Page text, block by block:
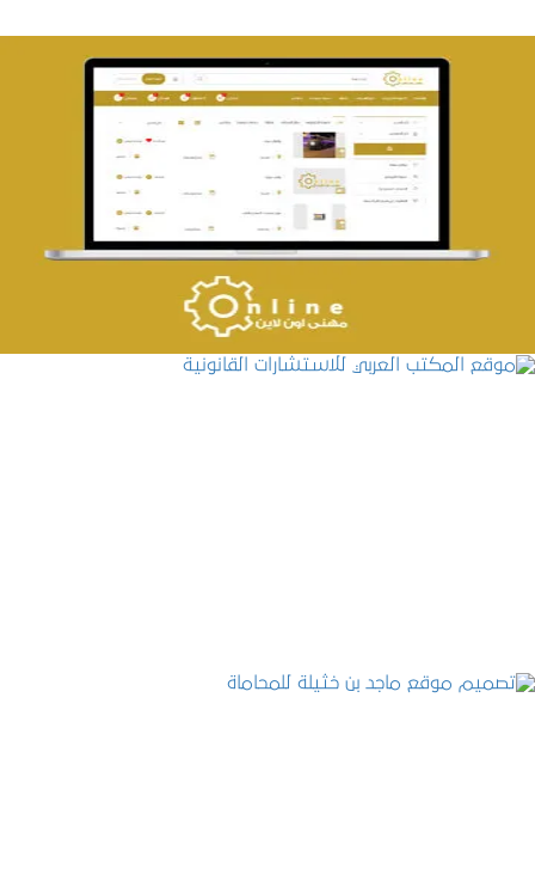
تصميم حراج مهنى
التفاصيل